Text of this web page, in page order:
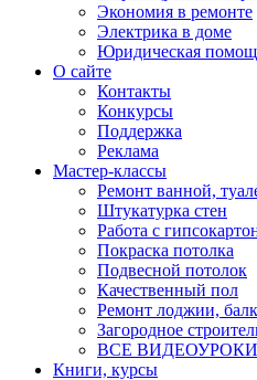
Экономия в ремонте
Электрика в доме
Юридическая
О сайте
Контакты
Конкурсы
Поддержка
Реклама
Мастер-классы
Ремонт ванной,
Штукатурка стен
Работа с
Покраска потолка
Подвесной потолок
Качественный пол
Ремонт лоджии,
Загородное
ВСЕ
Книги, курсы